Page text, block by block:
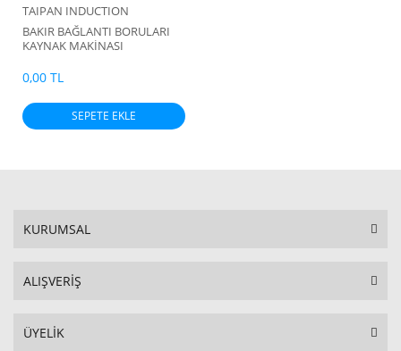
TAIPAN INDUCTION
BAKIR BAĞLANTI BORULARI
KAYNAK MAKİNASI
0,00 TL
SEPETE EKLE
KURUMSAL
ALIŞVERİŞ
ÜYELİK